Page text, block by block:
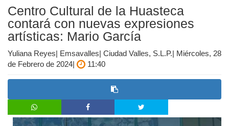
Centro Cultural de la Huasteca
contará con nuevas expresiones
artísticas: Mario García
Yuliana Reyes| Emsavalles| Ciudad Valles, S.L.P.| Miércoles, 28
de Febrero de 2024|
11:40